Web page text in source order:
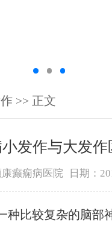
>> 正文
发作与大发作
癫痫病医院 日期：
种比较复杂的脑部